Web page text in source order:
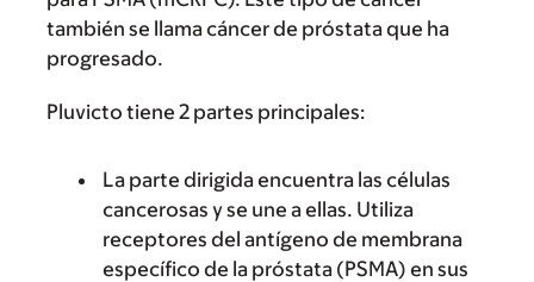
también se llama cáncer de próstata que ha
progresado.
Pluvicto tiene 2 partes principales:
La parte dirigida encuentra las células
cancerosas y se une a ellas. Utiliza
receptores del antígeno de membrana
específico de la próstata (PSMA) en sus